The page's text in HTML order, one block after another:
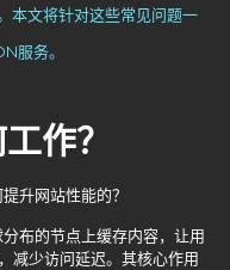
本文将针对这些常见问题一
服务。
作？
升网站性能的？
布的节点上缓存内容，让用
减少访问延迟。其核心作用